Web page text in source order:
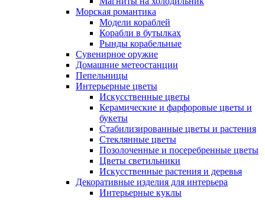
Морская романтика
Модели кораблей
Корабли в бутылках
Рынды корабельные
Сувенирное оружие
Домашние метеостанции
Пепельницы
Интерьерные цветы
Искусственные цветы
Керамические и фарфоровые цветы и
букеты
Стабилизированные цветы и растения
Стеклянные цветы
Позолоченные и посеребренные цветы
Цветы светильники
Искусственные растения и деревья
Декоративные изделия для интерьера
Интерьерные куклы